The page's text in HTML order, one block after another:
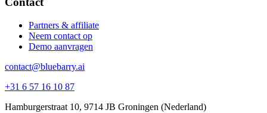
Partners & affiliate
Neem contact op
Demo aanvragen
contact@bluebarry.ai
+31 6 57 16 10 87
Hamburgerstraat 10, 9714 JB Groningen (Nederland)